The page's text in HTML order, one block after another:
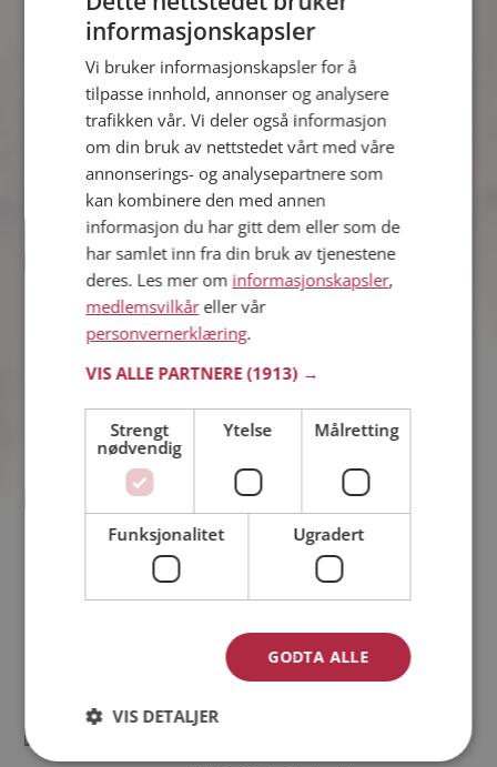
34 år fra Eidskog i Innlandet
Søker kvinne 24 - 34 år
Hva jobber Marius med? Som medlem
på Møteplassen får du vite alle mulige
detaljer om de single.
Valentina
35 år fra Eidskog i Innlandet
Søker mann 31 - 42 år
Møteplassen? Bli medlem og se selv.
spennende bilder på sidene.
Anton
26 år fra Eidskog i Innlandet
Søker kvinne 25 - 32 år
Møteplassen! Ta sjansen og se hvem
som synes du er interessant.
informasjonskapsler
Vi bruker informasjonskapsler for å
tilpasse innhold, annonser og analysere
trafikken vår. Vi deler også informasjon
om din bruk av nettstedet vårt med våre
annonserings- og analysepartnere som
kan kombinere den med annen
informasjon du har gitt dem eller som de
har samlet inn fra din bruk av tjenestene
deres. Les mer om informasjonskapsler,
medlemsvilkåreller vår
personvernerklæring.
VIS ALLE PARTNERE(1913) →
Strengt
nødvendig
Ytelse Målretting
Funksjonalitet Ugradert
GODTA ALLE
VIS DETALJER